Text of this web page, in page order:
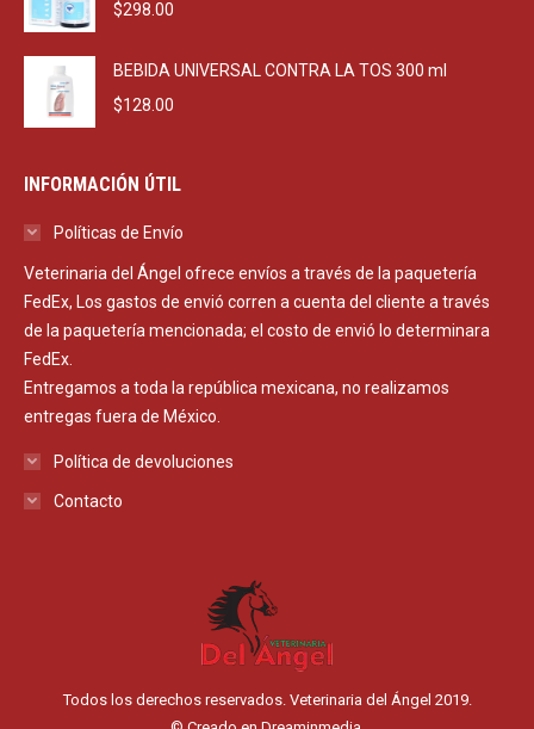
$298.00
BEBIDA UNIVERSAL CONTRA LA TOS 300 ml
$128.00
INFORMACIÓN ÚTIL
Políticas de Envío
Veterinaria del Ángel ofrece envíos a través de la paquetería
FedEx, Los gastos de envió corren a cuenta del cliente a través
de la paquetería mencionada; el costo de envió lo determinara
FedEx.
Entregamos a toda la república mexicana, no realizamos
entregas fuera de México.
Política de devoluciones
Contacto
Todos los derechos reservados. Veterinaria del Ángel 2019.